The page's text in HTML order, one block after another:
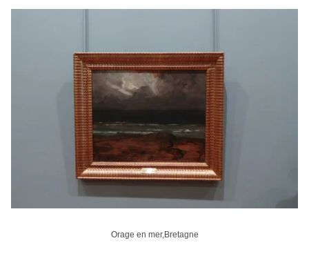
Orage en mer,Bretagne